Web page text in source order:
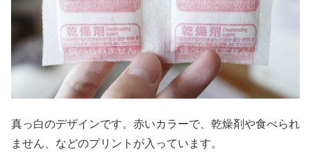
真っ白のデザインです。赤いカラーで、乾燥剤や食べられ
ません、などのプリントが入っています。